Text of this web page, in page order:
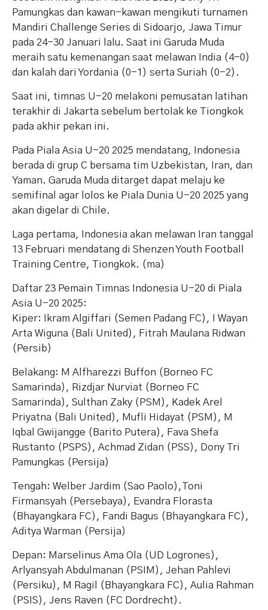
Pamungkas dan kawan-kawan mengikuti turnamen
Mandiri Challenge Series di Sidoarjo, Jawa Timur
pada 24-30 Januari lalu. Saat ini Garuda Muda
meraih satu kemenangan saat melawan India (4-0)
dan kalah dari Yordania (0-1) serta Suriah (0-2).
Saat ini, timnas U-20 melakoni pemusatan latihan
terakhir di Jakarta sebelum bertolak ke Tiongkok
pada akhir pekan ini.
Pada Piala Asia U-20 2025 mendatang, Indonesia
berada di grup C bersama tim Uzbekistan, Iran, dan
Yaman. Garuda Muda ditarget dapat melaju ke
semifinal agar lolos ke Piala Dunia U-20 2025 yang
akan digelar di Chile.
Laga pertama, Indonesia akan melawan Iran tanggal
13 Februari mendatang di Shenzen Youth Football
Training Centre, Tiongkok. (ma)
Daftar 23 Pemain Timnas Indonesia U-20 di Piala
Asia U-20 2025:
Kiper: Ikram Algiffari (Semen Padang FC), I Wayan
Arta Wiguna (Bali United), Fitrah Maulana Ridwan
(Persib)
Belakang: M Alfharezzi Buffon (Borneo FC
Samarinda), Rizdjar Nurviat (Borneo FC
Samarinda), Sulthan Zaky (PSM), Kadek Arel
Priyatna (Bali United), Mufli Hidayat (PSM), M
Iqbal Gwijangge (Barito Putera), Fava Shefa
Rustanto (PSPS), Achmad Zidan (PSS), Dony Tri
Pamungkas (Persija)
Tengah: Welber Jardim (Sao Paolo),Toni
Firmansyah (Persebaya), Evandra Florasta
(Bhayangkara FC), Fandi Bagus (Bhayangkara FC),
Aditya Warman (Persija)
Depan: Marselinus Ama Ola (UD Logrones),
Arlyansyah Abdulmanan (PSIM), Jehan Pahlevi
(Persiku), M Ragil (Bhayangkara FC), Aulia Rahman
(PSIS), Jens Raven (FC Dordrecht).